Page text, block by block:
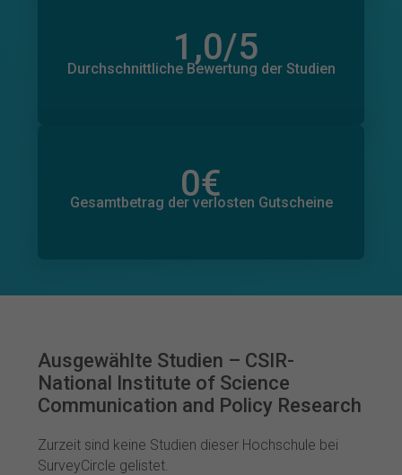
1,0/5
Durchschnittliche Bewertung der Studien
0
Anzahl der Bewertungen
0€
Gesamtbetrag der verlosten Gutscheine
0€
Gesamtbetrag der zugesagten Spenden
Ausgewählte Studien – CSIR-
National Institute of Science
Communication and Policy Research
Zurzeit sind keine Studien dieser Hochschule bei
SurveyCircle gelistet.